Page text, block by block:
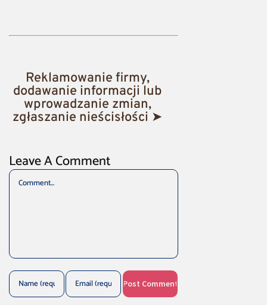
Reklamowanie firmy,
dodawanie informacji lub
wprowadzanie zmian,
zgłaszanie nieścisłości ➤
Leave A Comment
Comment